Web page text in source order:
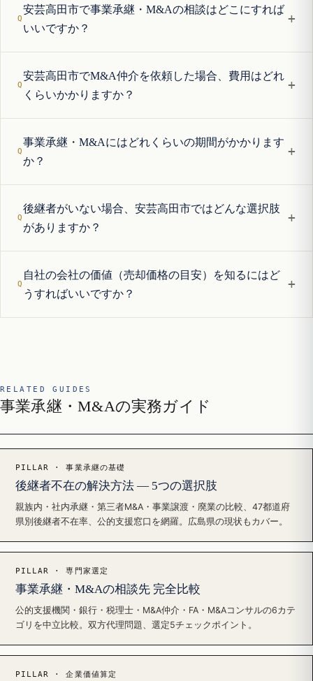
安芸高田市で事業承継・M&Aの相談はどこにすれば
いいですか？
+
安芸高田市でM&A仲介を依頼した場合、費用はどれ
くらいかかりますか？
+
事業承継・M&Aにはどれくらいの期間がかかります
か？
+
後継者がいない場合、安芸高田市ではどんな選択肢
がありますか？
+
自社の会社の価値（売却価格の目安）を知るにはど
うすればいいですか？
+
RELATED GUIDES
事業承継・M&Aの実務ガイド
PILLAR · 事業承継の基礎
後継者不在の解決方法 — 5つの選択肢
親族内・社内承継・第三者M&A・事業譲渡・廃業の比較、47都道府
県別後継者不在率、公的支援窓口を網羅。広島県の現状もカバー。
PILLAR · 専門家選定
事業承継・M&Aの相談先 完全比較
公的支援機関・銀行・税理士・M&A仲介・FA・M&Aコンサルの6カテ
ゴリを中立比較。双方代理問題、選定5チェックポイント。
PILLAR · 企業価値算定